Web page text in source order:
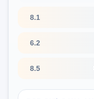
8.1
6.2
8.5